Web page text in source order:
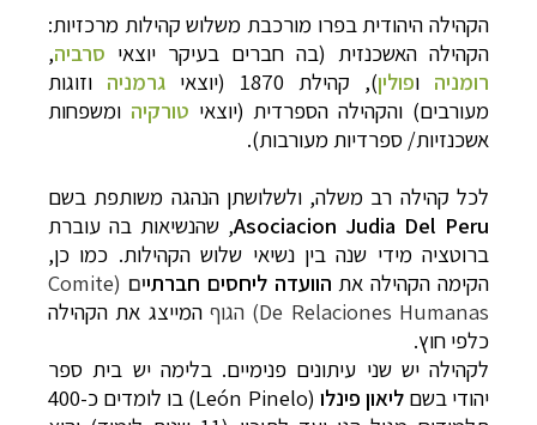
הקהילה היהודית בפרו מורכבת משלוש קהילות מרכזיות:
הקהילה האשכנזית (בה חברים בעיקר יוצאי סרביה,
רומניה ופולין), קהילת 1870 (יוצאי גרמניה וזוגות
מעורבים) והקהילה הספרדית (יוצאי טורקיה ומשפחות
אשכנזיות/ ספרדיות מעורבות).
לכל קהילה רב משלה, ולשלושתן הנהגה משותפת בשם
Asociacion Judia Del Peru, שהנשיאות בה עוברת
ברוטציה מידי שנה בין נשיאי שלוש הקהילות. כמו כן,
הקימה הקהילה את הוועדה ליחסים חברתיים (Comite
De Relaciones Humanas) הגוף
המייצג את הקהילה
כלפי חוץ.
לקהילה יש שני עיתונים פנימיים. בלימה יש בית ספר
יהודי בשםליאון פינלו (
León Pinelo
) בו לומדים כ-400